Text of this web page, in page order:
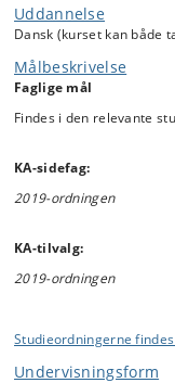
Fællesforelæsninger
2. Sep.
9. Sep.
16. Sep.
23. Sep.
Haastrup
Haastrup
7. Okt.
Haastrup
28. Okt.
Uddannelse
Dansk (kurset kan både
Målbeskrivelse
Faglige mål
Findes i den relevante
KA-sidefag:
2019-ordningen
KA-tilvalg:
2019-ordningen
Studieordningerne
Undervisningsform